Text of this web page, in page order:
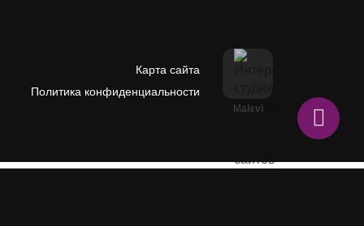
Карта сайта
Политика конфиденциальности
Malevi